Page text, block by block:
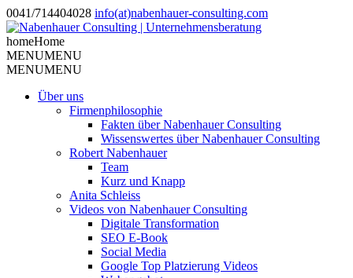
0041/714404028 info(at)nabenhauer-consulting.com
homeHome
MENUMENU
MENUMENU
Über uns
Firmenphilosophie
Fakten über Nabenhauer Consulting
Wissenswertes über Nabenhauer Consulting
Robert Nabenhauer
Team
Kurz und Knapp
Anita Schleiss
Videos von Nabenhauer Consulting
Digitale Transformation
SEO E-Book
Social Media
Google Top Platzierung Videos